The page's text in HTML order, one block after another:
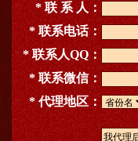
* 联 系 人：
* 联系电话：
* 联系人QQ：
* 联系微信：
* 代理地区：